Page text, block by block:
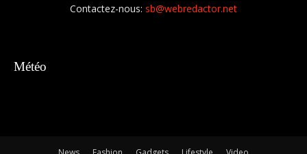
Contactez-nous: sb@webredactor.net
Météo